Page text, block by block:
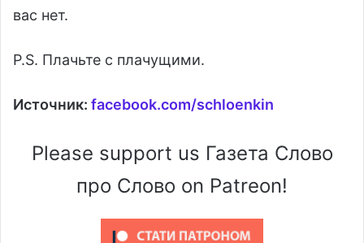
вас нет.
P.S. Плачьте с плачущими.
Источник: facebook.com/schloenkin
Please support us Газета Слово
про Слово on Patreon!